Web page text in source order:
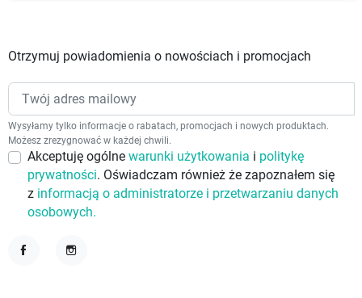
Otrzymuj powiadomienia o nowościach i promocjach
Wysyłamy tylko informacje o rabatach, promocjach i nowych produktach.
Możesz zrezygnować w każdej chwili.
Akceptuję ogólne warunki użytkowania i politykę
prywatności. Oświadczam również że zapoznałem się
z informacją o administratorze i przetwarzaniu danych
osobowych.